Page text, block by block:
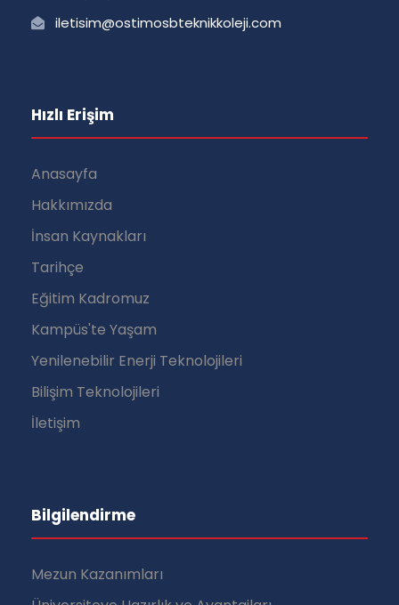
iletisim@ostimosbteknikkoleji.com
Hızlı Erişim
Anasayfa
Hakkımızda
İnsan Kaynakları
Tarihçe
Eğitim Kadromuz
Kampüs'te Yaşam
Yenilenebilir Enerji Teknolojileri
Bilişim Teknolojileri
İletişim
Bilgilendirme
Mezun Kazanımları